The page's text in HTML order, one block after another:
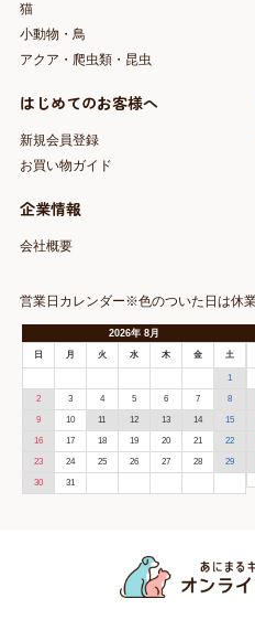
猫
小動物・鳥
アクア・爬虫類・昆虫
はじめてのお客様へ
新規会員登録
お買い物ガイド
企業情報
会社概要
営業日カレンダー※色のついた日は休業
2026年 8月
日 月 火 水 木 金 土
1
2 3 4 5 6 7 8
9 10 11 12 13 14 15
16 17 18 19 20 21 22
23 24 25 26 27 28 29
30 31